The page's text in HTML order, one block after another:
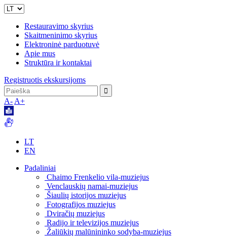
Restauravimo skyrius
Skaitmeninimo skyrius
Elektroninė parduotuvė
Apie mus
Struktūra ir kontaktai
Registruotis ekskursijoms
A- A+
LT
EN
Padaliniai
Chaimo Frenkelio vila-muziejus
Venclauskių namai-muziejus
Šiaulių istorijos muziejus
Fotografijos muziejus
Dviračių muziejus
Radijo ir televizijos muziejus
Žaliūkių malūnininko sodyba-muziejus